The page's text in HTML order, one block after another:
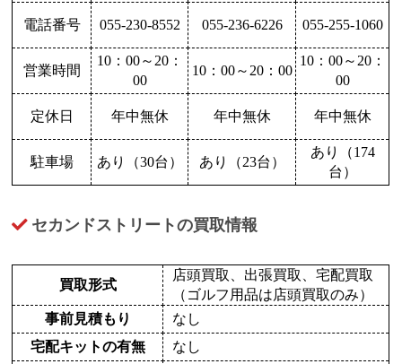
電話番号 055-230-8552 055-236-6226 055-255-1060
営業時間
10：00～20：
00
10：00～20：00
10：00～20：
00
定休日 年中無休 年中無休 年中無休
駐車場 あり（30台） あり（23台）
あり（174
台）
セカンドストリートの買取情報
買取形式
店頭買取、出張買取、宅配買取
（ゴルフ用品は店頭買取のみ）
事前見積もり
なし
宅配キットの有無
なし